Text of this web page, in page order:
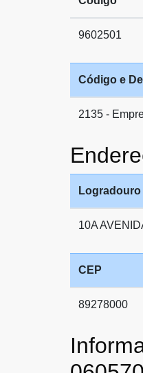
9602501
Código e
2135 -
Logradouro
10A
CEP
89278000